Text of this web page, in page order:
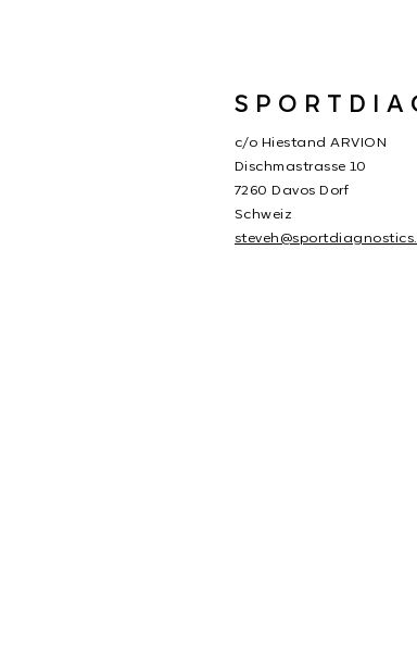
c/o Hiestand ARVION
Dischmastrasse 10
7260 Davos Dorf
Schweiz